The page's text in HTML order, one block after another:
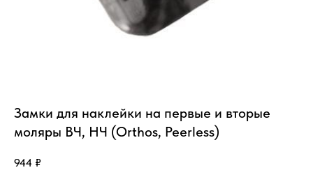
Замки для наклейки на первые и вторые
моляры ВЧ, НЧ (Orthos, Peerless)
944 ₽